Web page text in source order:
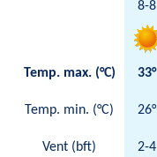
8-8
Temp. max. (°C) 33°
Temp. min. (°C) 26°
Vent (bft) 2-4